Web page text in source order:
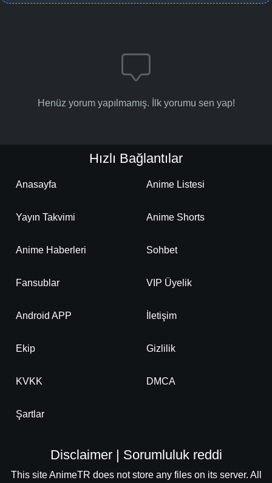
Henüz yorum yapılmamış. İlk yorumu sen yap!
Hızlı Bağlantılar
Anasayfa Anime Listesi
Yayın Takvimi Anime Shorts
Anime Haberleri Sohbet
Fansublar VIP Üyelik
Android APP İletişim
Ekip Gizlilik
KVKK DMCA
Şartlar
Disclaimer | Sorumluluk reddi
This site AnimeTR does not store any files on its server. All